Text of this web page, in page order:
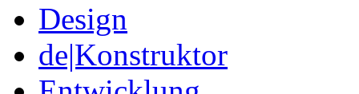
Design
de|Konstruktor